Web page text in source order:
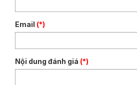
Email (*)
Nội dung đánh giá (*)